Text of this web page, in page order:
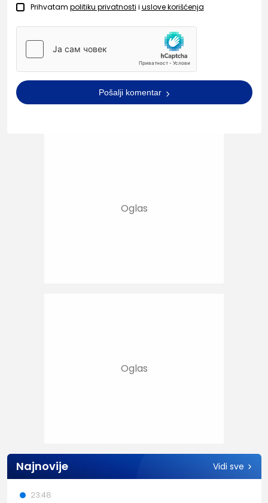
Prihvatam politiku privatnosti i uslove korišćenja
Pošalji komentar
Najnovije Vidi sve
23:48